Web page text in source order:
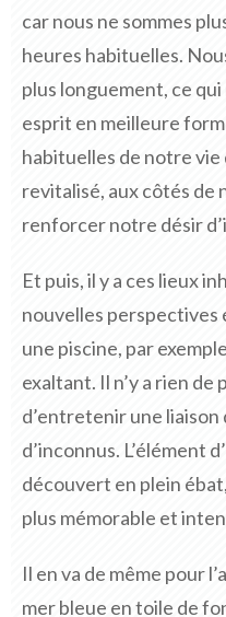
car nous ne sommes
heures habituelles.
plus longuement, ce
esprit en meilleure
habituelles de notre
revitalisé, aux côtés de
renforcer notre désir
Et puis, il y a ces lieux
nouvelles perspectives
une piscine, par
exaltant. Il n’y a rien de
d’entretenir une
d’inconnus. L’élément
découvert en plein
plus mémorable et
Il en va de même pour
mer bleue en toile de